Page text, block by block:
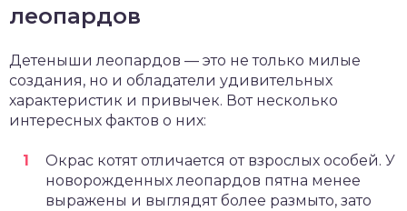
леопардов
Детеныши леопардов — это не только милые
создания, но и обладатели удивительных
характеристик и привычек. Вот несколько
интересных фактов о них:
Окрас котят отличается от взрослых особей. У
новорожденных леопардов пятна менее
выражены и выглядят более размыто, зато